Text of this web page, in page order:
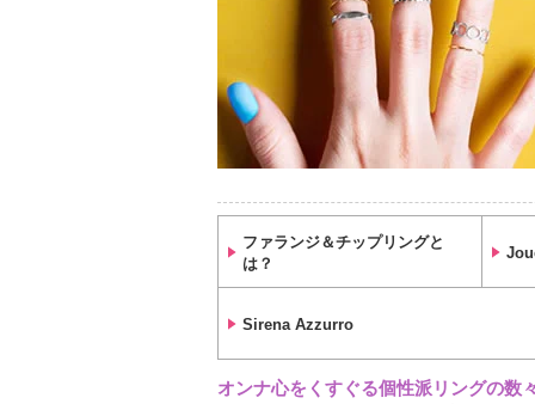
ファランジ＆チップリングと
は？
Sirena Azzurro
オンナ心をくすぐる個性派リングの数